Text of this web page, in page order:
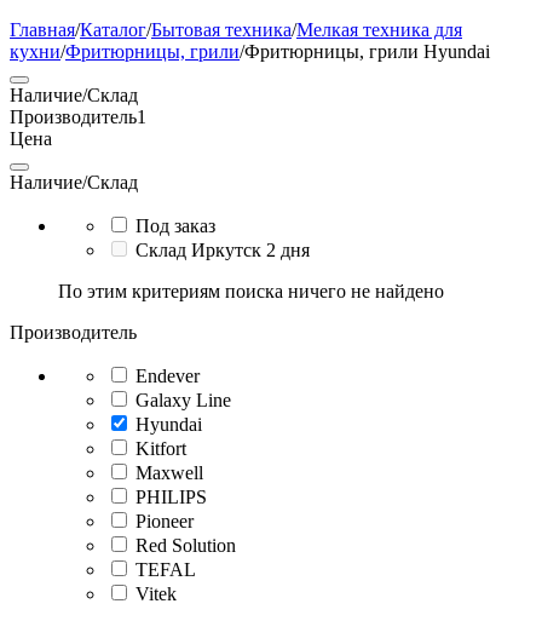
Главная/Каталог/Бытовая техника/Мелкая техника для
кухни/Фритюрницы, грили/Фритюрницы, грили Hyundai
Наличие/Склад
Производитель1
Цена
Наличие/Склад
Под заказ
Склад Иркутск 2 дня
По этим критериям поиска ничего не найдено
Производитель
Endever
Galaxy Line
Hyundai
Kitfort
Maxwell
PHILIPS
Pioneer
Red Solution
TEFAL
Vitek